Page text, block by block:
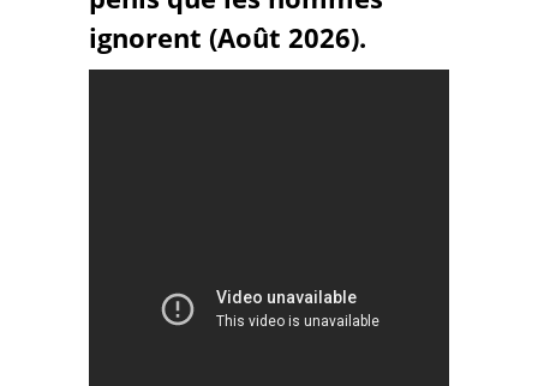
ignorent (Août 2026).